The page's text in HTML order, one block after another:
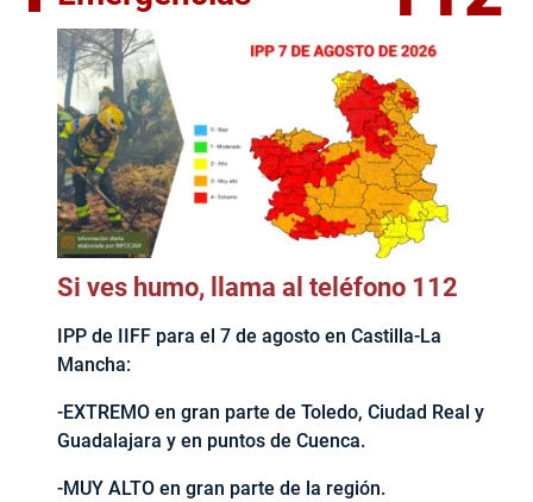
Si ves humo, llama al teléfono 112
IPP de IIFF para el 7 de agosto en Castilla-La
Mancha:
-EXTREMO en gran parte de Toledo, Ciudad Real y
Guadalajara y en puntos de Cuenca.
-MUY ALTO en gran parte de la región.